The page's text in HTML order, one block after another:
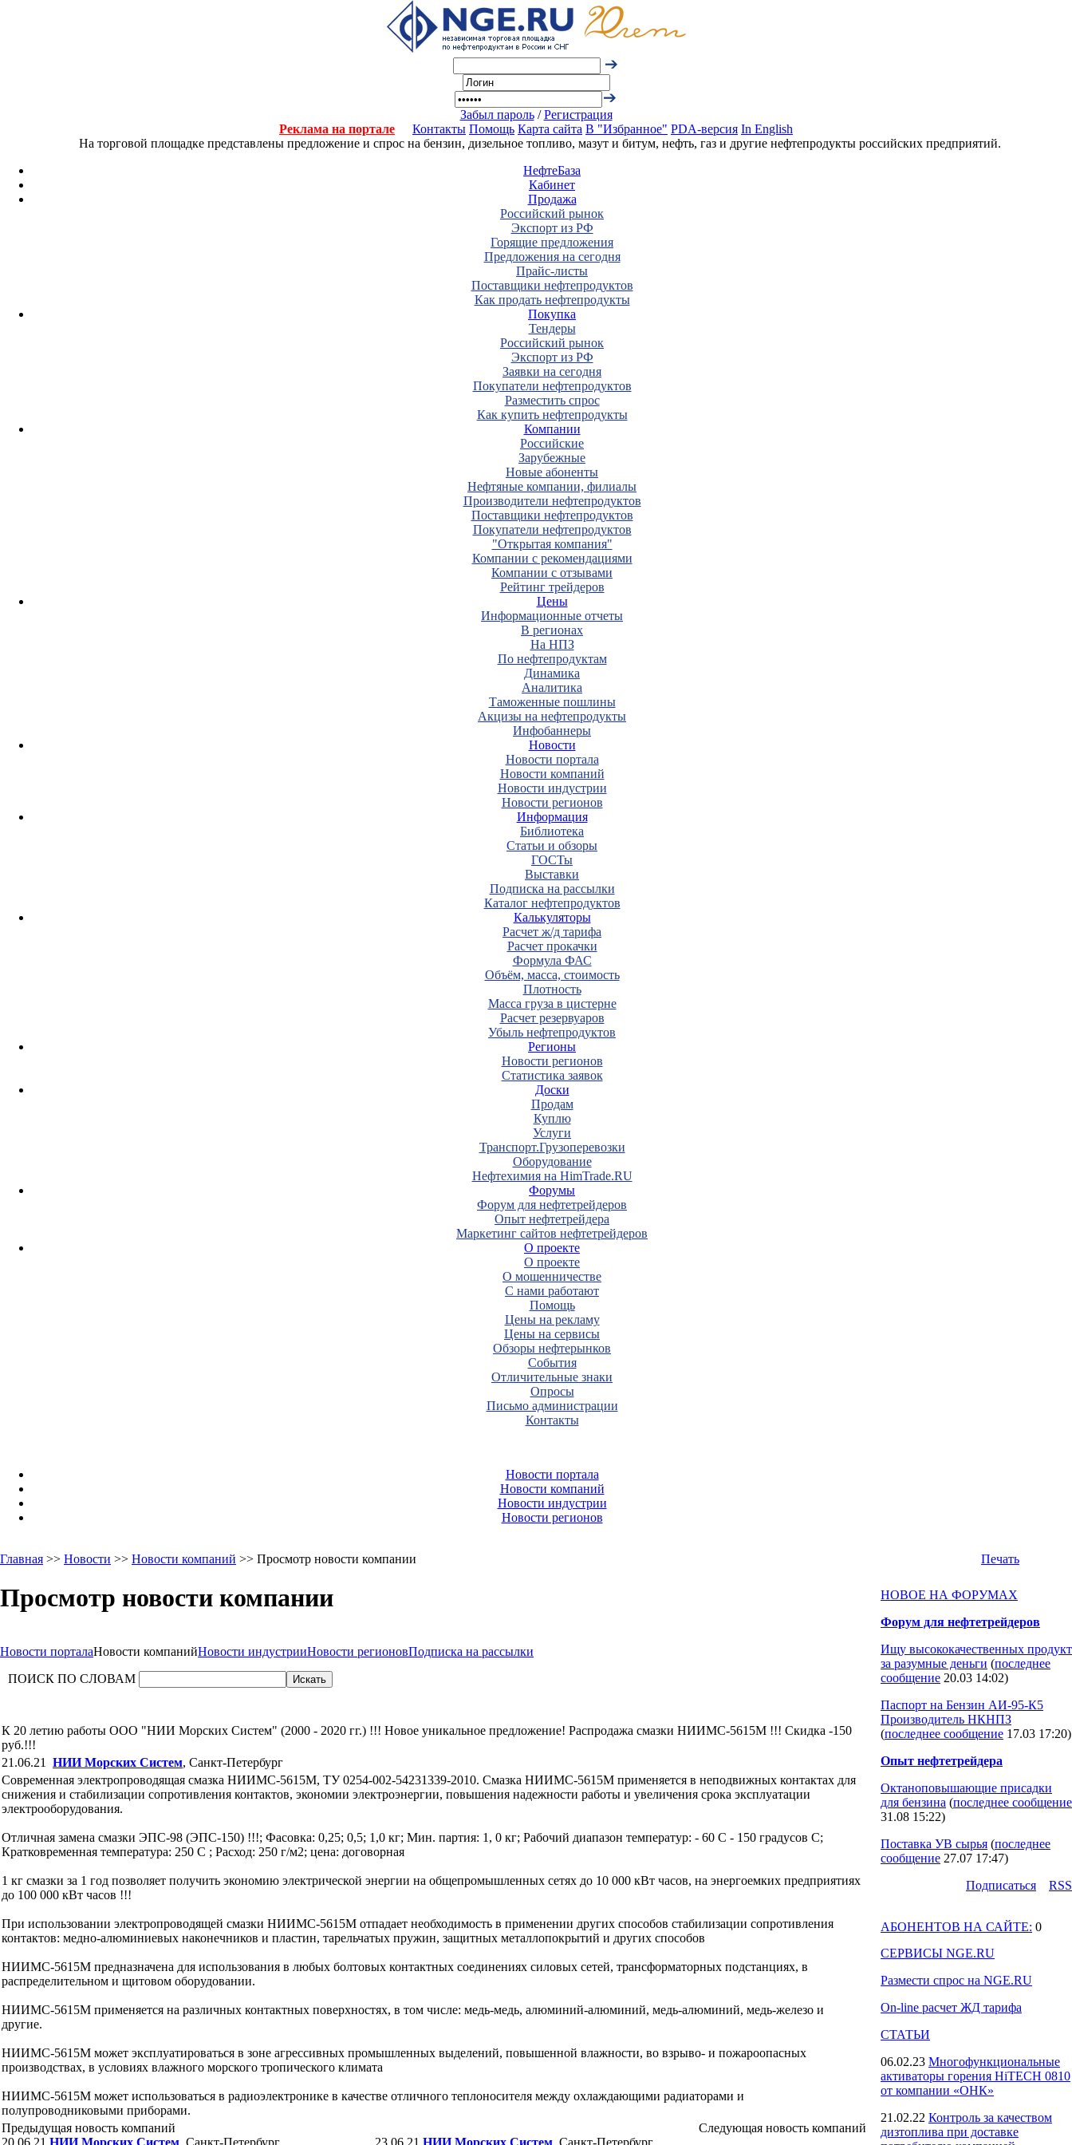
Забыл пароль/Регистрация
Реклама на портале
Контакты Помощь Карта сайта В "Избранное" PDA-версия In English
На торговой площадке представлены предложение и спрос на бензин, дизельное топливо, мазут и битум, нефть, газ и другие нефтепродукты российских предприятий.
НефтеБаза
Кабинет
Продажа
Российский рынок
Экспорт из РФ
Горящие предложения
Предложения на сегодня
Прайс-листы
Поставщики нефтепродуктов
Как продать нефтепродукты
Покупка
Тендеры
Российский рынок
Экспорт из РФ
Заявки на сегодня
Покупатели нефтепродуктов
Разместить спрос
Как купить нефтепродукты
Компании
Российские
Зарубежные
Новые абоненты
Нефтяные компании, филиалы
Производители нефтепродуктов
Поставщики нефтепродуктов
Покупатели нефтепродуктов
"Открытая компания"
Компании с рекомендациями
Компании с отзывами
Рейтинг трейдеров
Цены
Информационные отчеты
В регионах
На НПЗ
По нефтепродуктам
Динамика
Аналитика
Таможенные пошлины
Акцизы на нефтепродукты
Инфобаннеры
Новости
Новости портала
Новости компаний
Новости индустрии
Новости регионов
Информация
Библиотека
Статьи и обзоры
ГОСТы
Выставки
Подписка на рассылки
Каталог нефтепродуктов
Калькуляторы
Расчет ж/д тарифа
Расчет прокачки
Формула ФАС
Объём, масса, стоимость
Плотность
Масса груза в цистерне
Расчет резервуаров
Убыль нефтепродуктов
Регионы
Новости регионов
Статистика заявок
Доски
Продам
Куплю
Услуги
Транспорт.Грузоперевозки
Оборудование
Нефтехимия на HimTrade.RU
Форумы
Форум для нефтетрейдеров
Опыт нефтетрейдера
Маркетинг сайтов нефтетрейдеров
О проекте
О проекте
О мошенничестве
С нами работают
Помощь
Цены на рекламу
Цены на сервисы
Обзоры нефтерынков
События
Отличительные знаки
Опросы
Письмо администрации
Контакты
Новости портала
Новости компаний
Новости индустрии
Новости регионов
Главная >> Новости >> Новости компаний >> Просмотр новости компании Печать
Просмотр новости компании
Новости порталаНовости компанийНовости индустрииНовости регионовПодписка на рассылки
ПОИСК ПО СЛОВАМ
К 20 летию работы ООО "НИИ Морских Систем" (2000 - 2020 гг.) !!! Новое уникальное предложение! Распродажа смазки НИИМС-5615М !!! Скидка -150
руб.!!!
21.06.21 НИИ Морских Систем, Санкт-Петербург
Современная электропроводящая смазка НИИМС-5615М, ТУ 0254-002-54231339-2010. Смазка НИИМС-5615М применяется в неподвижных контактах для
снижения и стабилизации сопротивления контактов, экономии электроэнергии, повышения надежности работы и увеличения срока эксплуатации
электрооборудования.
Отличная замена смазки ЭПС-98 (ЭПС-150) !!!; Фасовка: 0,25; 0,5; 1,0 кг; Мин. партия: 1, 0 кг; Рабочий диапазон температур: - 60 С - 150 градусов С;
Кратковременная температура: 250 С ; Расход: 250 г/м2; цена: договорная
1 кг смазки за 1 год позволяет получить экономию электрической энергии на общепромышленных сетях до 10 000 кВт часов, на энергоемких предприятиях
до 100 000 кВт часов !!!
При использовании электропроводящей смазки НИИМС-5615М отпадает необходимость в применении других способов стабилизации сопротивления
контактов: медно-алюминиевых наконечников и пластин, тарельчатых пружин, защитных металлопокрытий и других способов
НИИМС-5615М предназначена для использования в любых болтовых контактных соединениях силовых сетей, трансформаторных подстанциях, в
распределительном и щитовом оборудовании.
НИИМС-5615М применяется на различных контактных поверхностях, в том числе: медь-медь, алюминий-алюминий, медь-алюминий, медь-железо и
другие.
НИИМС-5615М может эксплуатироваться в зоне агрессивных промышленных выделений, повышенной влажности, во взрыво- и пожароопасных
производствах, в условиях влажного морского тропического климата
НИИМС-5615М может использоваться в радиоэлектронике в качестве отличного теплоносителя между охлаждающими радиаторами и
полупроводниковыми приборами.
Предыдущая новость компаний
20.06.21 НИИ Морских Систем , Санкт-Петербург
Следующая новость компаний
23.06.21 НИИ Морских Систем , Санкт-Петербург
НОВОЕ НА ФОРУМАХ
Форум для нефтетрейдеров
Ищу высококачественных продукт
за разумные деньги (последнее
сообщение 20.03 14:02)
Паспорт на Бензин АИ-95-К5
Производитель НКНПЗ
(последнее сообщение 17.03 17:20)
Опыт нефтетрейдера
Октаноповышающие присадки
для бензина (последнее сообщение
31.08 15:22)
Поставка УВ сырья (последнее
сообщение 27.07 17:47)
Подпиcаться
RSS
АБОНЕНТОВ НА САЙТЕ: 0
СЕРВИСЫ NGE.RU
Размести спрос на NGE.RU
On-line расчет ЖД тарифа
СТАТЬИ
06.02.23 Многофункциональные
активаторы горения HiTECH 0810
от компании «ОНК»
21.02.22 Контроль за качеством
дизтоплива при доставке